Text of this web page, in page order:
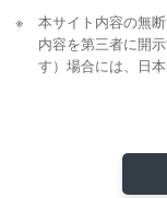
本サイト内容の無
内容を第三者に開
す）場合には、日